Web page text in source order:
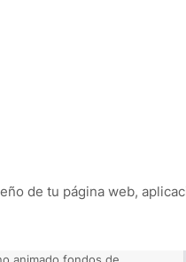
de tu página web,